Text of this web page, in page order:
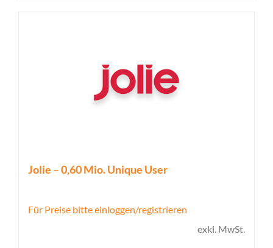
Jolie – 0,60 Mio. Unique User
Für Preise bitte einloggen/registrieren
exkl. MwSt.